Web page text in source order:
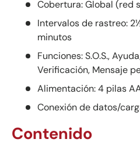
Cobertura: Global (red
Intervalos de rastreo:
minutos
Funciones: S.O.S.,
Verificación, Mensaje
Alimentación: 4 pilas
Conexión de datos/
Contenido